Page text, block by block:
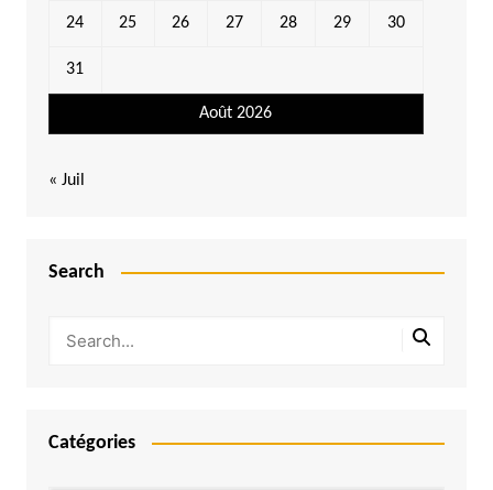
Août 2026
24 25 26 27 28 29 30
31
« Juil
Search
Catégories